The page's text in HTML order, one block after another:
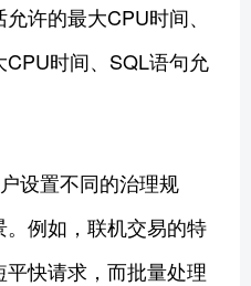
许的最大CPU时间、
时间、SQL语句允
设置不同的治理规
例如，联机交易的特
快请求，而批量处理